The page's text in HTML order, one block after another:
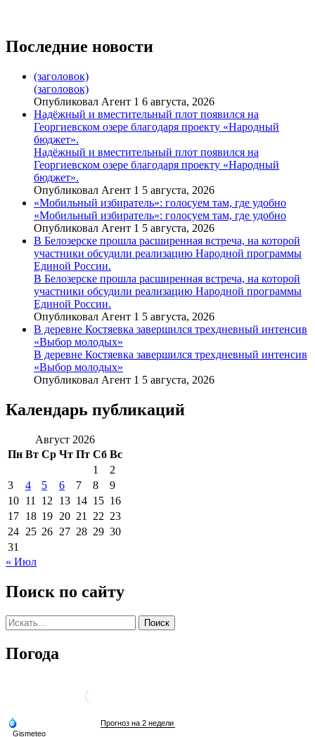
Последние новости
(заголовок)
(заголовок)
Опубликовал Агент 1 6 августа, 2026
Надёжный и вместительный плот появился на
Георгиевском озере благодаря проекту «Народный
бюджет».
Надёжный и вместительный плот появился на
Георгиевском озере благодаря проекту «Народный
бюджет».
Опубликовал Агент 1 5 августа, 2026
«Мобильный избиратель»: голосуем там, где удобно
«Мобильный избиратель»: голосуем там, где удобно
Опубликовал Агент 1 5 августа, 2026
В Белозерске прошла расширенная встреча, на которой
участники обсудили реализацию Народной программы
Единой России.
В Белозерске прошла расширенная встреча, на которой
участники обсудили реализацию Народной программы
Единой России.
Опубликовал Агент 1 5 августа, 2026
В деревне Костяевка завершился трехдневный интенсив
«Выбор молодых»
В деревне Костяевка завершился трехдневный интенсив
«Выбор молодых»
Опубликовал Агент 1 5 августа, 2026
Календарь публикаций
Август 2026
Пн Вт Ср Чт Пт Сб Вс
1
2
3
4 5 6 7 8
9
10 11 12 13 14 15 16
17 18 19 20 21 22 23
24 25 26 27 28 29 30
31
« Июл
Поиск по сайту
Погода